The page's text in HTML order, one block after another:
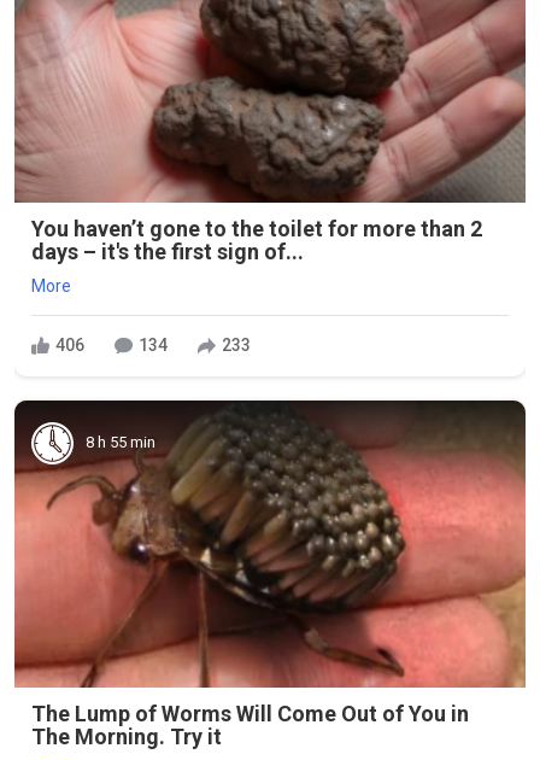
You haven’t gone to the toilet for more than 2
days – it's the first sign of...
More
406 134 233
8 h 55 min
The Lump of Worms Will Come Out of You in
The Morning. Try it